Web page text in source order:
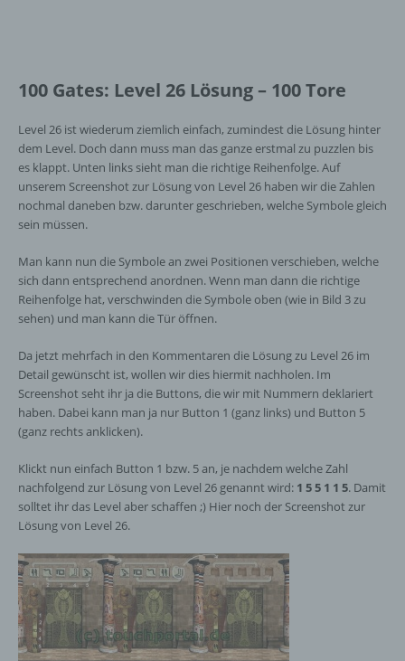
100 Gates: Level 26 Lösung – 100 Tore
Level 26 ist wiederum ziemlich einfach, zumindest die Lösung hinter
dem Level. Doch dann muss man das ganze erstmal zu puzzlen bis
es klappt. Unten links sieht man die richtige Reihenfolge. Auf
unserem Screenshot zur Lösung von Level 26 haben wir die Zahlen
nochmal daneben bzw. darunter geschrieben, welche Symbole gleich
sein müssen.
Man kann nun die Symbole an zwei Positionen verschieben, welche
sich dann entsprechend anordnen. Wenn man dann die richtige
Reihenfolge hat, verschwinden die Symbole oben (wie in Bild 3 zu
sehen) und man kann die Tür öffnen.
Da jetzt mehrfach in den Kommentaren die Lösung zu Level 26 im
Detail gewünscht ist, wollen wir dies hiermit nachholen. Im
Screenshot seht ihr ja die Buttons, die wir mit Nummern deklariert
haben. Dabei kann man ja nur Button 1 (ganz links) und Button 5
(ganz rechts anklicken).
Klickt nun einfach Button 1 bzw. 5 an, je nachdem welche Zahl
nachfolgend zur Lösung von Level 26 genannt wird: 1 5 5 1 1 5. Damit
solltet ihr das Level aber schaffen ;) Hier noch der Screenshot zur
Lösung von Level 26.